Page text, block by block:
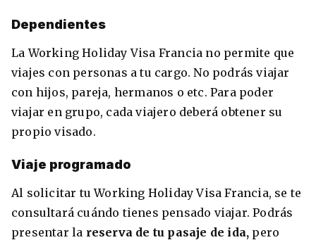
Dependientes
La Working Holiday Visa Francia no permite que
viajes con personas a tu cargo. No podrás viajar
con hijos, pareja, hermanos o etc. Para poder
viajar en grupo, cada viajero deberá obtener su
propio visado.
Viaje programado
Al solicitar tu Working Holiday Visa Francia, se te
consultará cuándo tienes pensado viajar. Podrás
presentar la reserva de tu pasaje de ida, pero